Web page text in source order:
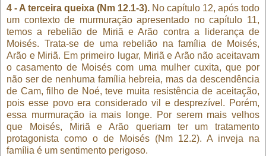
4 - A terceira queixa (Nm 12.1-3). No capítulo 12, após todo
um contexto de murmuração apresentado no capítulo 11,
temos a rebelião de Miriã e Arão contra a liderança de
Moisés. Trata-se de uma rebelião na família de Moisés,
Arão e Miriã. Em primeiro lugar, Miriã e Arão não aceitavam
o casamento de Moisés com uma mulher cuxita, que por
não ser de nenhuma família hebreia, mas da descendência
de Cam, filho de Noé, teve muita resistência de aceitação,
pois esse povo era considerado vil e desprezível. Porém,
essa murmuração ia mais longe. Por serem mais velhos
que Moisés, Miriã e Arão queriam ter um tratamento
protagonista como o de Moisés (Nm 12.2). A inveja na
família é um sentimento perigoso.